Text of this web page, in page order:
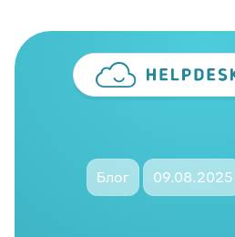
Блог 09.08.2025